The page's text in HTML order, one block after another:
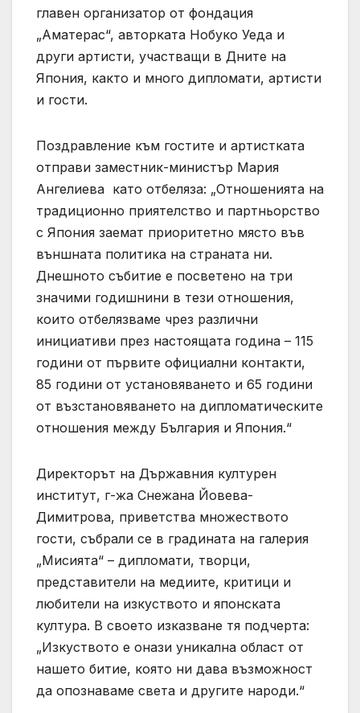
главен организатор от фондация
„Аматерас“, авторката Нобуко Уеда и
други артисти, участващи в Дните на
Япония, както и много дипломати, артисти
и гости.
Поздравление към гостите и артистката
отправи заместник-министър Мария
Ангелиева като отбеляза: „Отношенията на
традиционно приятелство и партньорство
с Япония заемат приоритетно място във
външната политика на страната ни.
Днешното събитие е посветено на три
значими годишнини в тези отношения,
които отбелязваме чрез различни
инициативи през настоящата година – 115
години от първите официални контакти,
85 години от установяването и 65 години
от възстановяването на дипломатическите
отношения между България и Япония.“
Директорът на Държавния културен
институт, г-жа Снежана Йовева-
Димитрова, приветства множеството
гости, събрали се в градината на галерия
„Мисията“ – дипломати, творци,
представители на медиите, критици и
любители на изкуството и японската
култура. В своето изказване тя подчерта:
„Изкуството е онази уникална област от
нашето битие, която ни дава възможност
да опознаваме света и другите народи.“